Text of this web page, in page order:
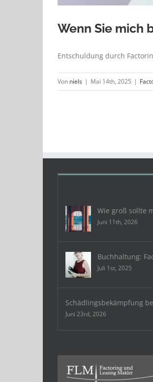
Wenn Sie mich
Entschuldung durch
Von niels | Mai 14th, 2025 |
Wie groß sollte
Juni 11th, 2026
Buchhaltung:
Juli 1st, 2025
Schädlingsbekämpfung
Juni 23rd, 2026